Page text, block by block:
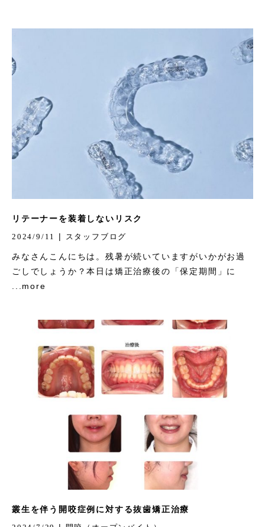
リテーナーを装着しないリスク
2024/9/11 | スタッフブログ
みなさんこんにちは。残暑が続いていますがいかがお過
ごしでしょうか？本日は矯正治療後の「保定期間」に
...more
叢生を伴う開咬症例に対する抜歯矯正治療